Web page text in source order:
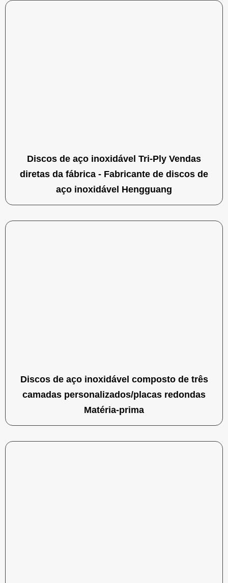
Discos de aço inoxidável Tri-Ply Vendas
diretas da fábrica - Fabricante de discos de
aço inoxidável Hengguang
Discos de aço inoxidável composto de três
camadas personalizados/placas redondas
Matéria-prima